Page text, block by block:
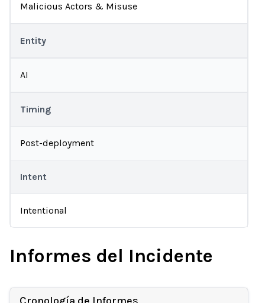
Malicious Actors & Misuse
Entity
AI
Timing
Post-deployment
Intent
Intentional
Informes del Incidente